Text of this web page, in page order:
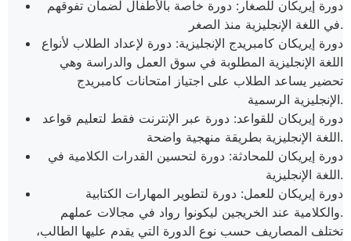
دورة إيريكان للصغار: دورة خاصة بالأطفال لضمان تفوقهم
في اللغة الإنجليزية منذ الصغر.
دورة إيريكان كامبريدج الإنجليزية: دورة لإعداد الطلاب لأنواع
اللغة الإنجليزية المطلوبة في سوق العمل والدراسة وهي
تحضير يساعد الطلاب على اجتياز امتحانات كامبريدج
الإنجليزية الرسمية.
دورة إيريكان للقواعد: دورة عبر الإنترنت فقط لتعليم قواعد
اللغة الإنجليزية بطريقة منهجية واضحة.
دورة إيريكان للمحادثة: دورة لتحسين القدرات الكلامية في
اللغة الإنجليزية.
دورة إيريكان للعمل: دورة لتطوير المهارات الكتابية
والكلامية عند الخريجين ليكونوا رواد في مجالات عملهم.
تختلف المصاريف حسب نوع الدورة التي يقدم عليها الطالب،